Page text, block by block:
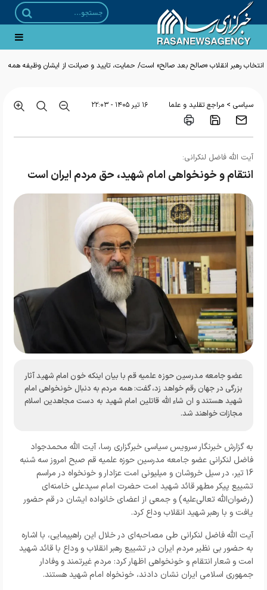
انتخاب رهبر انقلاب «صالح بعد صالح» است/ حمایت، تایید و صیانت از ایشان وظیفه همه
سیاسی > مراجع تقلید و علما ۱۶ تير ۱۴۰۵ - ۲۲:۰۳
آیت الله فاضل لنکرانی:
انتقام و خونخواهی امام شهید، حق مردم ایران است
عضو جامعه مدرسین حوزه علمیه قم با بیان اینکه خون امام شهید آثار
بزرگی در جهان رقم خواهد زد، گفت: همه مردم به دنبال خونخواهی امام
شهید هستند و ان شاء الله قاتلین امام شهید به دست مجاهدین اسلام
مجازات خواهند شد.
به گزارش خبرنگار سرویس سیاسی خبرگزاری رسا، آیت الله محمدجواد
فاضل لنکرانی عضو جامعه مدرسین حوزه علمیه قم صبح امروز سه شنبه
16 تیر، در سیل خروشان و میلیونی امت عزادار و خونخواه در مراسم
تشییع پیکر مطهر قائد شهید امت حضرت امام سیدعلی خامنه‌ای
(رضوان‌الله تعالی‌علیه) و جمعی از اعضای خانواده ایشان در قم حضور
یافت و با رهبر شهید انقلاب وداع کرد.
آیت الله فاضل لنکرانی طی مصاحبه‌ای در خلال این راهپیمایی، با اشاره
به حضور بی نظیر مردم ایران در تشییع رهبر انقلاب و وداع با قائد شهید
امت و شعار انتقام و خونخواهی اظهار کرد: مردم غیرتمند و وفادار
جمهوری اسلامی ایران نشان دادند، خونخواه امام شهید هستند.